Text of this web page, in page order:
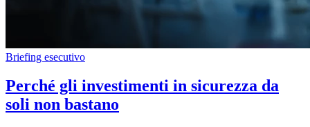
Briefing esecutivo
Perché gli investimenti in sicurezza da
soli non bastano